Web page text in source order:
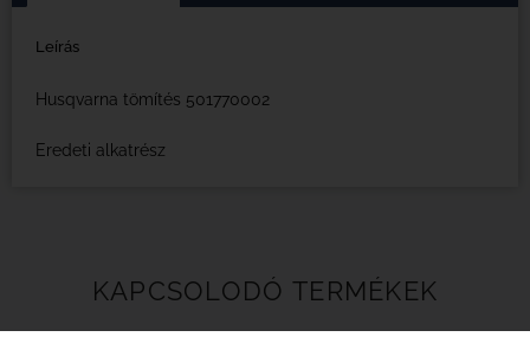
Leírás
Husqvarna tömítés 501770002
Eredeti alkatrész
KAPCSOLODÓ TERMÉKEK